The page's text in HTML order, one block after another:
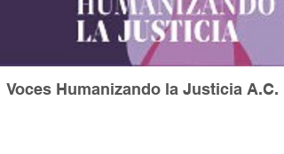
Voces Humanizando la Justicia A.C.